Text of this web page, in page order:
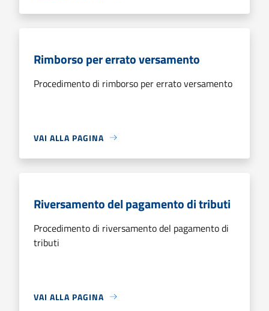
Rimborso per errato versamento
Procedimento di rimborso per errato versamento
VAI ALLA PAGINA
Riversamento del pagamento di tributi
Procedimento di riversamento del pagamento di
tributi
VAI ALLA PAGINA